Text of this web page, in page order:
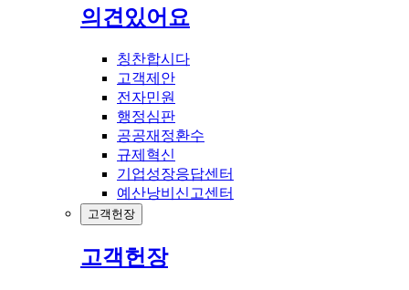
의견있어요
칭찬합시다
고객제안
전자민원
행정심판
공공재정환수
규제혁신
기업성장응답센터
예산낭비신고센터
고객헌장
고객헌장